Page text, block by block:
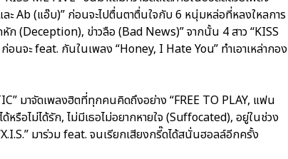
Ab (แอ๊บ)” ก่อนจะไปตื่นตาตื่นใจกับ 6 หนุ่มหล่อที่หลงใหลการ
กหัก (Deception), ข่าวลือ (Bad News)” จากนั้น 4 สาว “KISS
อนจะ feat. กันในเพลง “Honey, I Hate You” ทำเอาเหล่ากอง
มาจัดเพลงฮิตที่ทุกคนคิดถึงอย่าง “FREE TO PLAY, แฟน
รือไม่ได้รัก, ไม่มีเธอไม่อยากหายใจ (Suffocated), อยู่ในช่วง
มาร่วม feat. จนเรียกเสียงกรี๊ดได้สนั่นฮอลล์อีกครั้ง